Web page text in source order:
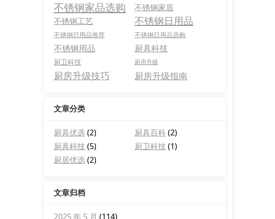
不锈钢家品选购
不锈钢家居
不锈钢工艺
不锈钢日用品
不锈钢日用品推荐 不锈钢日用品选购
不锈钢用品 厨具科技
厨卫科技 厨房升级
厨房升级技巧 厨房升级指南
文章分类
厨具优选(2) 厨具百科(2)
厨具科技 (5) 厨卫科技 (1)
厨居优选(2)
文章归档
2025 年 5 月 (114)